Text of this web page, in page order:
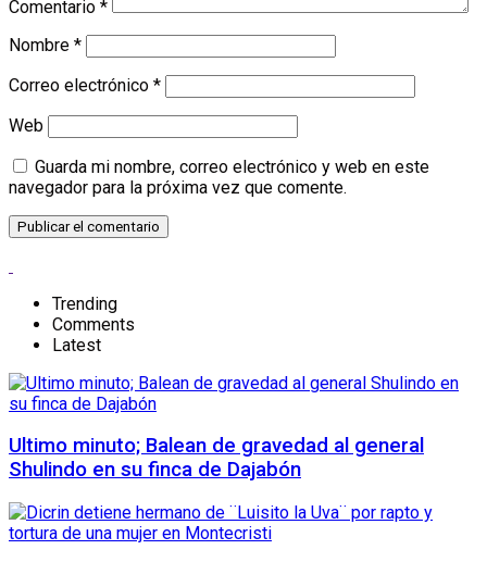
Comentario *
Nombre *
Correo electrónico *
Web
Guarda mi nombre, correo electrónico y web en este
navegador para la próxima vez que comente.
Trending
Comments
Latest
Ultimo minuto; Balean de gravedad al general
Shulindo en su finca de Dajabón